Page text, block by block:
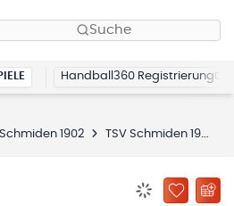
Suche
Handball360 Registrierung
1902 TSV Schmiden 1902 3
ZU